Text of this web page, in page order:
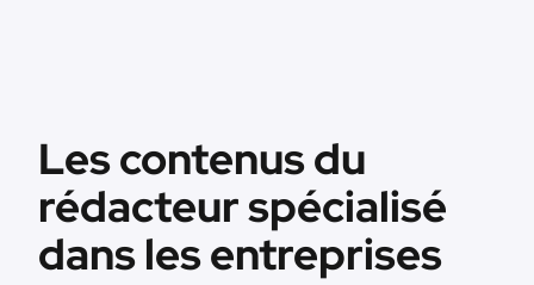
Les contenus du
rédacteur spécialisé
dans les entreprises